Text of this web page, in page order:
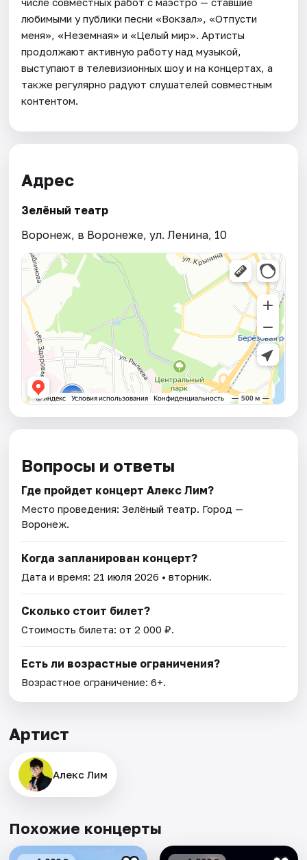
любимыми у публики песни «Вокзал», «Отпусти
меня», «Неземная» и «Целый мир». Артисты
продолжают активную работу над музыкой,
выступают в телевизионных шоу и на концертах, а
также регулярно радуют слушателей совместным
контентом.
Адрес
Зелёный театр
Воронеж, в Воронеже, ул. Ленина, 10
Вопросы и ответы
Где пройдет концерт Алекс Лим?
Место проведения:Зелёный театр. Город —
Воронеж.
Когда запланирован концерт?
Дата и время:21 июля 2026 • вторник.
Сколько стоит билет?
Стоимость билета: от 2 000 ₽.
Есть ли возрастные ограничения?
Возрастное ограничение: 6+.
Артист
Алекс Лим
Похожие концерты